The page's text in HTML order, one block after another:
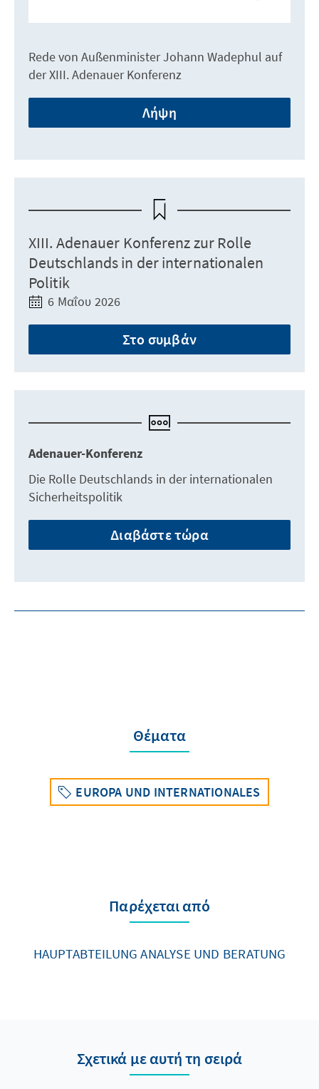
Rede von Außenminister Johann Wadephul auf
der XIII. Adenauer Konferenz
Λήψη
XIII. Adenauer Konferenz zur Rolle
Deutschlands in der internationalen
Politik
6 Μαΐου 2026
Στο συμβάν
Adenauer-Konferenz
Die Rolle Deutschlands in der internationalen
Sicherheitspolitik
Διαβάστε τώρα
Θέματα
EUROPA UND INTERNATIONALES
Παρέχεται από
HAUPTABTEILUNG ANALYSE UND BERATUNG
Σχετικά με αυτή τη σειρά